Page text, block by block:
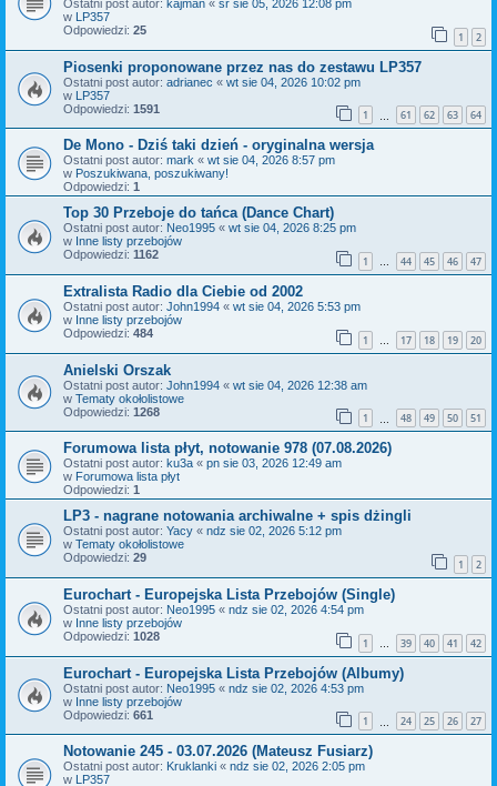
Ostatni post autor: kajman « śr sie 05, 2026 12:08 pm
w LP357
Odpowiedzi: 25 1 2
Piosenki proponowane przez nas do zestawu LP357
Ostatni post autor: adrianec « wt sie 04, 2026 10:02 pm
w LP357
Odpowiedzi: 1591 1 61 62 63 64
De Mono - Dziś taki dzień - oryginalna wersja
Ostatni post autor: mark « wt sie 04, 2026 8:57 pm
w Poszukiwana, poszukiwany!
Odpowiedzi: 1
Top 30 Przeboje do tańca (Dance Chart)
Ostatni post autor: Neo1995 « wt sie 04, 2026 8:25 pm
w Inne listy przebojów
Odpowiedzi: 1162 1 … 44 45 46 47
Extralista Radio dla Ciebie od 2002
Ostatni post autor: John1994 « wt sie 04, 2026 5:53 pm
w Inne listy przebojów
Odpowiedzi: 484 1 … 17 18 19 20
Anielski Orszak
Ostatni post autor: John1994 « wt sie 04, 2026 12:38 am
w Tematy okołolistowe
Odpowiedzi: 1268 1 48 49 50 51
Forumowa lista płyt, notowanie 978 (07.08.2026)
Ostatni post autor: ku3a « pn sie 03, 2026 12:49 am
w Forumowa lista płyt
Odpowiedzi: 1
LP3 - nagrane notowania archiwalne + spis dżingli
Ostatni post autor: Yacy « ndz sie 02, 2026 5:12 pm
w Tematy okołolistowe
Odpowiedzi: 29 1 2
Eurochart - Europejska Lista Przebojów (Single)
Ostatni post autor: Neo1995 « ndz sie 02, 2026 4:54 pm
w Inne listy przebojów
Odpowiedzi: 1028 1 … 39 40 41 42
Eurochart - Europejska Lista Przebojów (Albumy)
Ostatni post autor: Neo1995 « ndz sie 02, 2026 4:53 pm
w Inne listy przebojów
Odpowiedzi: 661 1 24 25 26 27
Notowanie 245 - 03.07.2026 (Mateusz Fusiarz)
Ostatni post autor: Kruklanki « ndz sie 02, 2026 2:05 pm
w LP357